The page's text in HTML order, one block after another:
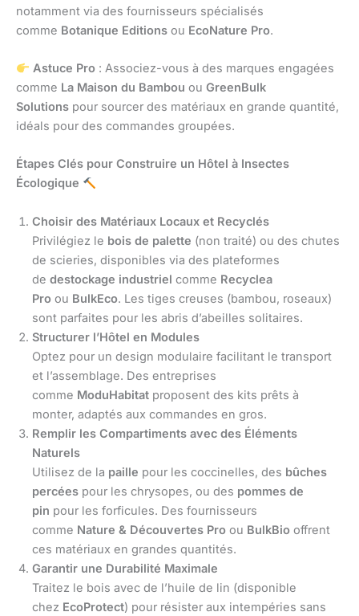
notamment via des fournisseurs spécialisés
comme Botanique Editions ou EcoNature Pro.
Astuce Pro: Associez-vous à des marques engagées
comme La Maison du Bambou ou GreenBulk
Solutions pour sourcer des matériaux en grande quantité,
idéals pour des commandes groupées.
Étapes Clés pour Construire un Hôtel à Insectes
Écologique
Choisir des Matériaux Locaux et Recyclés
Privilégiez le bois de palette (non traité) ou des chutes
de scieries, disponibles via des plateformes
de destockage industriel comme Recyclea
Pro ou BulkEco. Les tiges creuses (bambou, roseaux)
sont parfaites pour les abris d’abeilles solitaires.
Structurer l’Hôtel en Modules
Optez pour un design modulaire facilitant le transport
et l’assemblage. Des entreprises
comme ModuHabitat proposent des kits prêts à
monter, adaptés aux commandes en gros.
Remplir les Compartiments avec des Éléments
Naturels
Utilisez de la paille pour les coccinelles, des bûches
percées pour les chrysopes, ou des pommes de
pin pour les forficules. Des fournisseurs
comme Nature & Découvertes Pro ou BulkBio offrent
ces matériaux en grandes quantités.
Garantir une Durabilité Maximale
Traitez le bois avec de l’huile de lin (disponible
chez EcoProtect) pour résister aux intempéries sans